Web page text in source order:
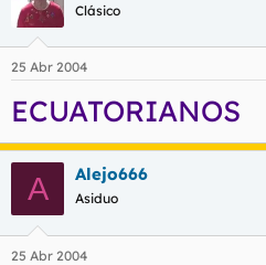
Clásico
25 Abr 2004
ECUATORIANOS
A Alejo666
Asiduo
25 Abr 2004